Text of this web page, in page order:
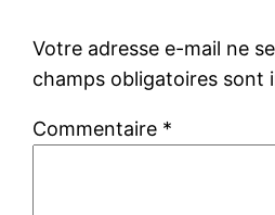
Votre adresse e-mail ne
champs obligatoires sont
Commentaire *